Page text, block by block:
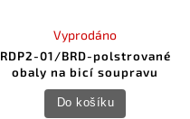
RDP2-01/BRD-polstrované
obaly na bicí soupravu
Vyprodáno
Do košíku